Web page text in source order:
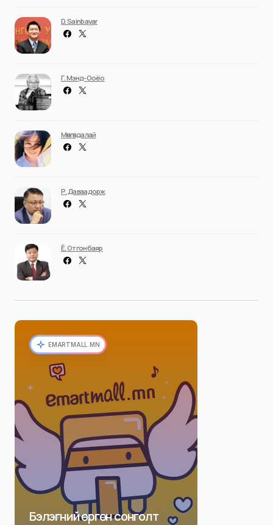
D. Sainbayar
Г. Мэнд-Ооёо
Мөнгөндалай
Р. Даваадорж
Ё. Отгонбаяр
EMARTMALL.MN
Бэлэгний өргөн сонголт